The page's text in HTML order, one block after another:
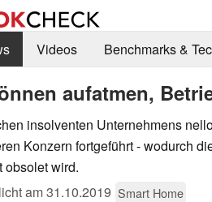
Videos Benchmarks &
aufatmen,
insolventen Unternehmens
Konzern fortgeführt - wodurch
obsolet wird.
am31.10.2019 Smart Home